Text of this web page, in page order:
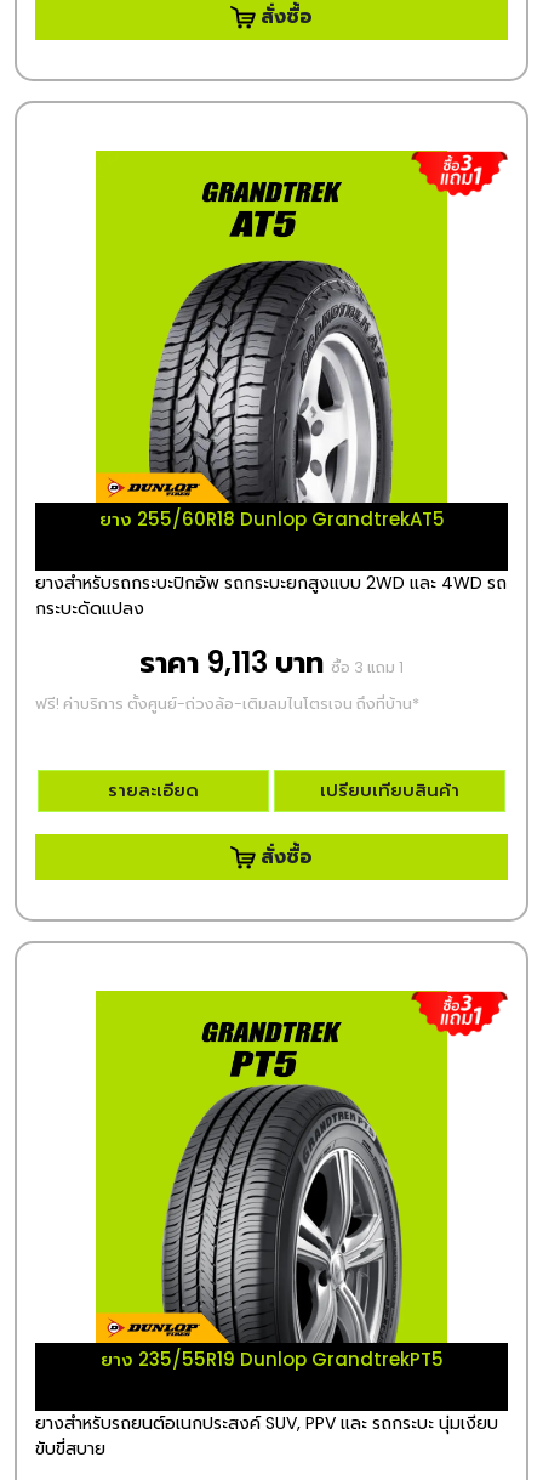
สั่งซื้อ
ยาง 255/60R18 Dunlop GrandtrekAT5
ยางสำหรับรถกระบะปิกอัพ รถกระบะยกสูงแบบ 2WD และ 4WD รถ
กระบะดัดแปลง
ราคา 9,113 บาท ซื้อ 3 แถม 1
ฟรี! ค่าบริการ ตั้งศูนย์-ถ่วงล้อ-เติมลมไนโตรเจน ถึงที่บ้าน*
รายละเอียด เปรียบเทียบสินค้า
สั่งซื้อ
ยาง 235/55R19 Dunlop GrandtrekPT5
ยางสำหรับรถยนต์อเนกประสงค์ SUV, PPV และ รถกระบะ นุ่มเงียบ
ขับขี่สบาย